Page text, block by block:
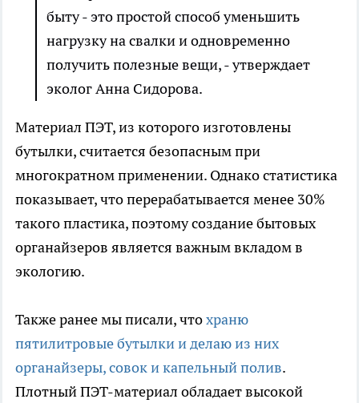
быту - это простой способ уменьшить
нагрузку на свалки и одновременно
получить полезные вещи, - утверждает
эколог Анна Сидорова.
Материал ПЭТ, из которого изготовлены
бутылки, считается безопасным при
многократном применении. Однако статистика
показывает, что перерабатывается менее 30%
такого пластика, поэтому создание бытовых
органайзеров является важным вкладом в
экологию.
Также ранее мы писали, чтохраню
пятилитровые бутылки и делаю из них
органайзеры, совок и капельный полив.
Плотный ПЭТ-материал обладает высокой